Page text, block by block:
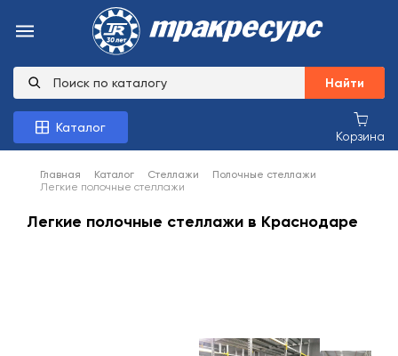
Найти
Каталог
Корзина
Главная Каталог Стеллажи
Полочные стеллажи
Легкие полочные стеллажи
Легкие полочные стеллажи в Краснодаре